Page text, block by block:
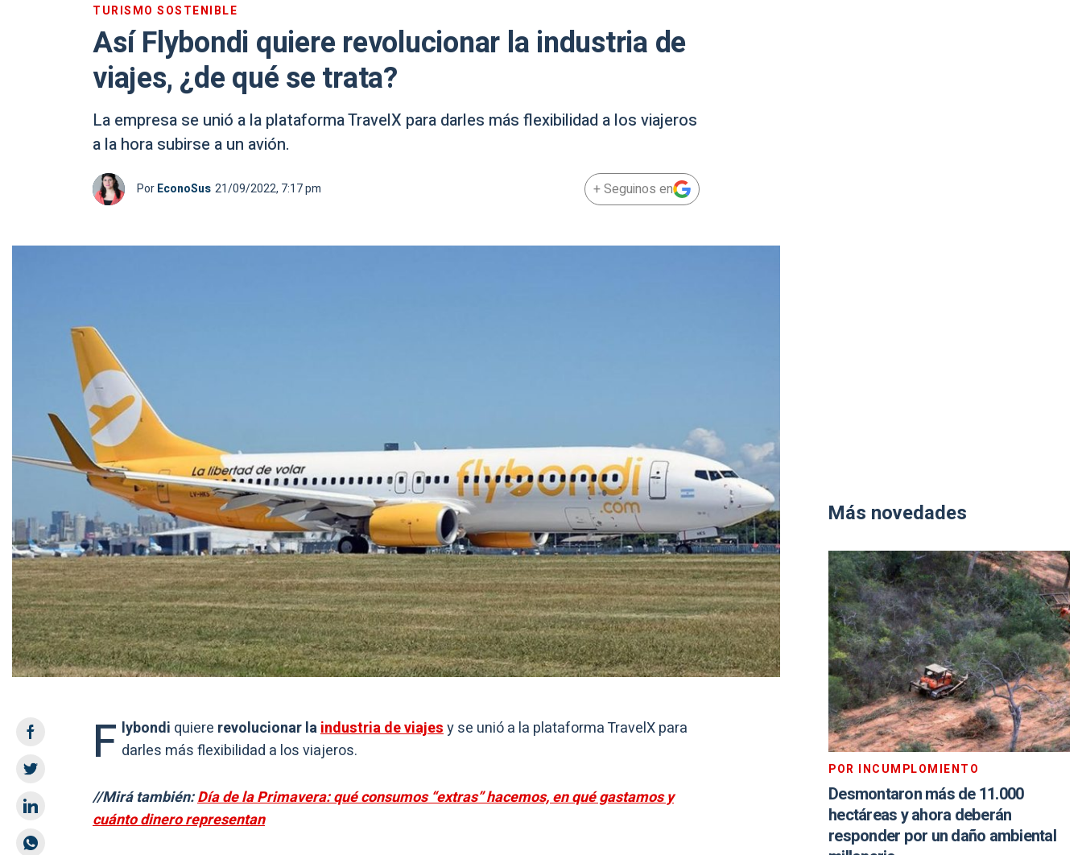
TURISMO SOSTENIBLE
Así Flybondi quiere revolucionar la industria de
viajes, ¿de qué se trata?
La empresa se unió a la plataforma TravelX para darles más flexibilidad a los viajeros
a la hora subirse a un avión.
PorEconoSus 21/09/2022, 7:17 pm + Seguinos en
F lybondi quiere revolucionar laindustria de viajesy se unió a la plataforma TravelX para
darles más flexibilidad a los viajeros.
//Mirá también:Día de la Primavera: qué consumos “extras” hacemos, en qué gastamos y
cuánto dinero representan
Más novedades
POR INCUMPLOMIENTO
Desmontaron más de 11.000
hectáreas y ahora deberán
responder por un daño ambiental